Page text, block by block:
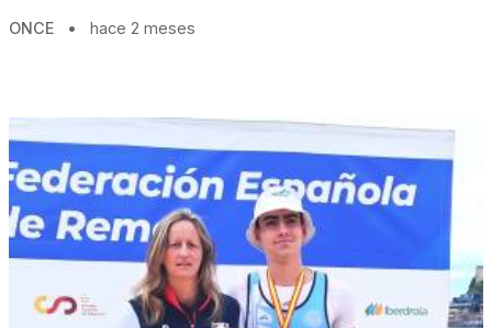
ONCE • hace 2 meses